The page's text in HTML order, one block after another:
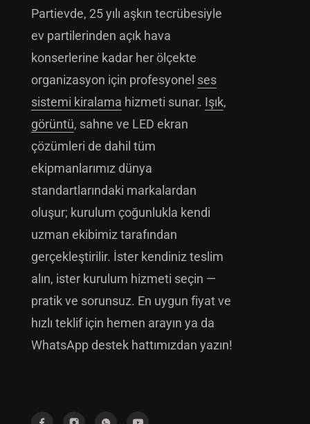
Partievde, 25 yılı aşkın tecrübesiyle
ev partilerinden açık hava
konserlerine kadar her ölçekte
organizasyon için profesyonel ses
sistemi kiralama hizmeti sunar. Işık,
görüntü, sahne ve LED ekran
çözümleri de dahil tüm
ekipmanlarımız dünya
standartlarındaki markalardan
oluşur; kurulum çoğunlukla kendi
uzman ekibimiz tarafından
gerçekleştirilir. İster kendiniz teslim
alın, ister kurulum hizmeti seçin —
pratik ve sorunsuz. En uygun fiyat ve
hızlı teklif için hemen arayın ya da
WhatsApp destek hattımızdan yazın!